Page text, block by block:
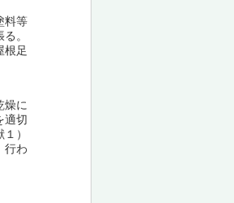
料等
。
根足
燥に
適切
）
行わ